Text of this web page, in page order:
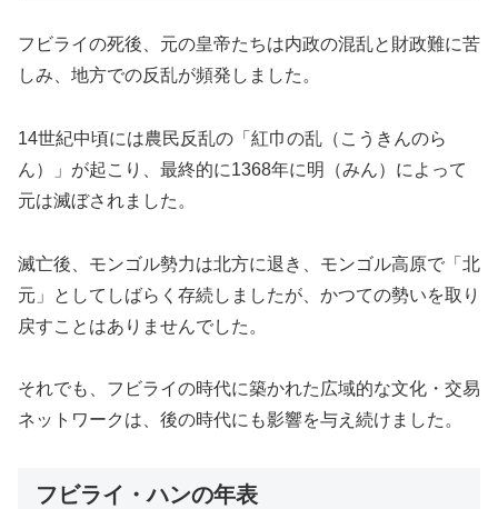
フビライの死後、元の皇帝たちは内政の混乱と財政難に苦
しみ、地方での反乱が頻発しました。
14世紀中頃には農民反乱の「紅巾の乱（こうきんのら
ん）」が起こり、最終的に1368年に明（みん）によって
元は滅ぼされました。
滅亡後、モンゴル勢力は北方に退き、モンゴル高原で「北
元」としてしばらく存続しましたが、かつての勢いを取り
戻すことはありませんでした。
それでも、フビライの時代に築かれた広域的な文化・交易
ネットワークは、後の時代にも影響を与え続けました。
フビライ・ハンの年表